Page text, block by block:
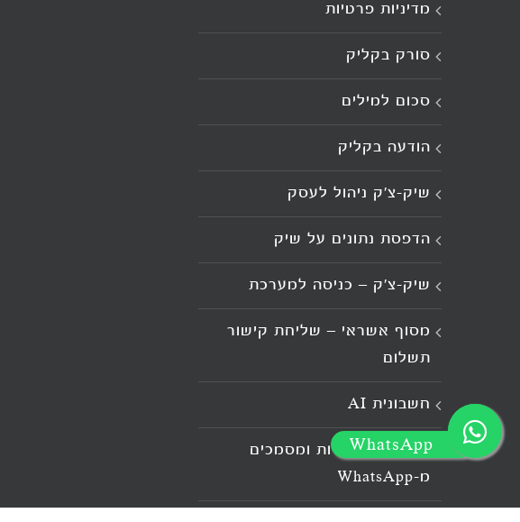
מדיניות פרטיות
סורק בקליק
סכום למילים
הודעה בקליק
שיק-צ'ק ניהול לעסק
הדפסת נתונים על שיק
שיק-צ'ק – כניסה למערכת
מסוף אשראי – שליחת קישור
תשלום
חשבונית AI
קליטת חשבוניות ומסמכים
מ־WhatsApp
WhatsApp